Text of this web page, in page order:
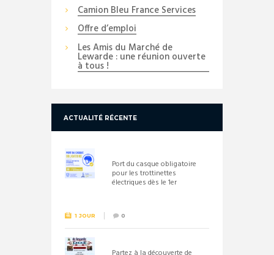
Camion Bleu France Services
Offre d’emploi
Les Amis du Marché de
Lewarde : une réunion ouverte
à tous !
ACTUALITÉ RÉCENTE
Port du casque obligatoire
pour les trottinettes
électriques dès le 1er
1 JOUR 0